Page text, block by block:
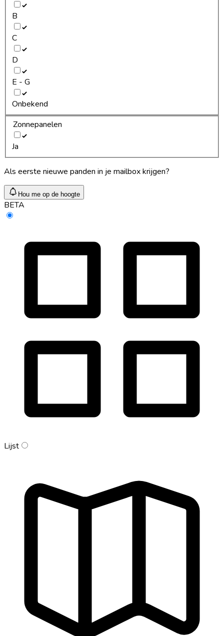
B
C
D
E - G
Onbekend
Zonnepanelen
Ja
Als eerste nieuwe panden in je mailbox krijgen?
Hou me op de hoogte
BETA
Lijst